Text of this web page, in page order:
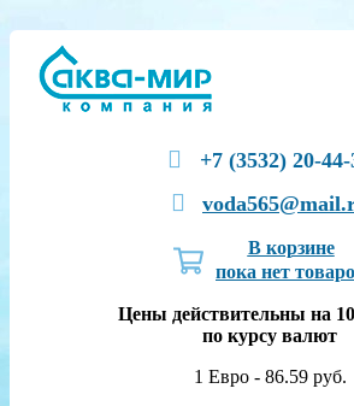
+7 (3532) 20-
В корзине
пока нет
Цены действительны на
по курсу валют
1 Евро - 86.59 руб.